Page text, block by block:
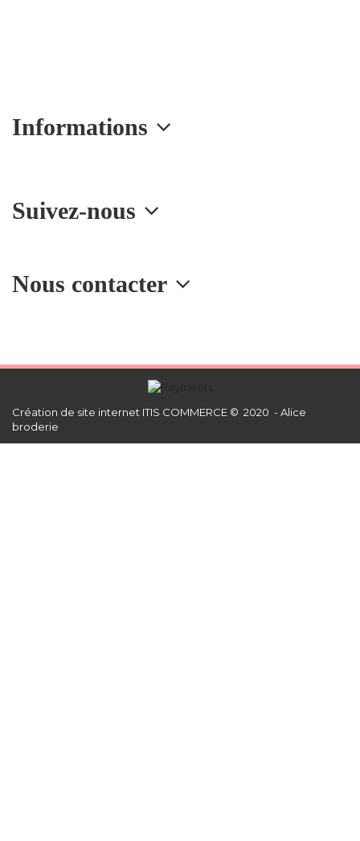
Nous contacter
Informations
Suivez-nous
Création de site internet ITIS COMMERCE © 2020 - Alice
broderie